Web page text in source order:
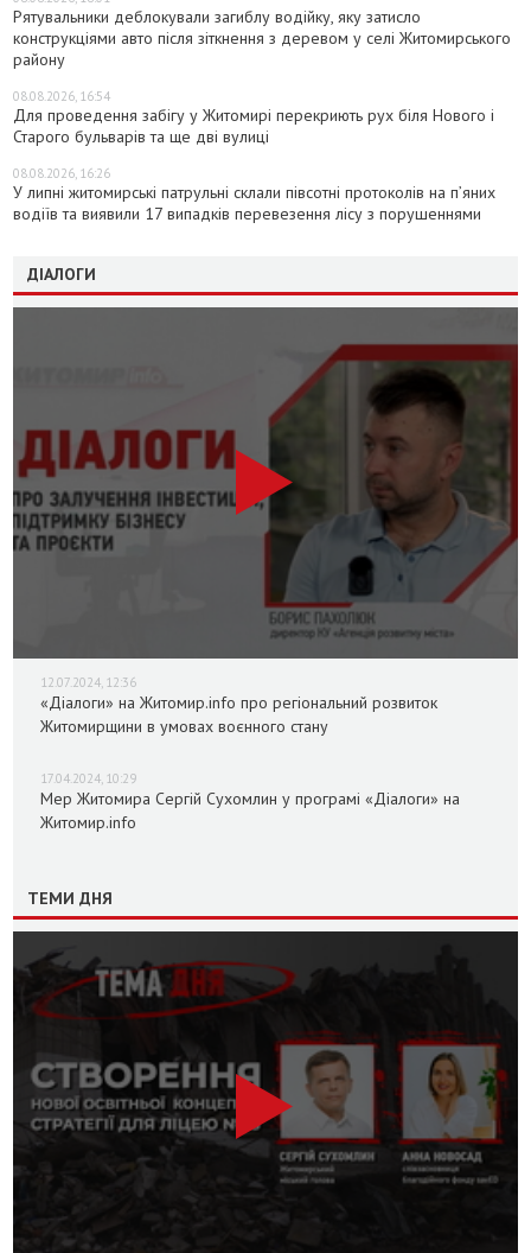
Рятувальники деблокували загиблу водійку, яку затисло
конструкціями авто після зіткнення з деревом у селі Житомирського
району
08.08.2026, 16:54
Для проведення забігу у Житомирі перекриють рух біля Нового і
Старого бульварів та ще дві вулиці
08.08.2026, 16:26
У липні житомирські патрульні склали півсотні протоколів на пʼяних
водіїв та виявили 17 випадків перевезення лісу з порушеннями
ДІАЛОГИ
12.07.2024, 12:36
«Діалоги» на Житомир.info про регіональний розвиток
Житомирщини в умовах воєнного стану
17.04.2024, 10:29
Мер Житомира Сергій Сухомлин у програмі «Діалоги» на
Житомир.info
ТЕМИ ДНЯ